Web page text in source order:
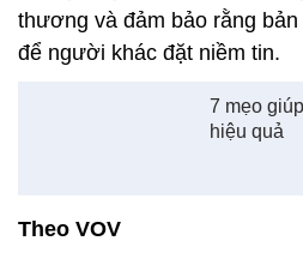
thương và đảm bảo rằng
để người khác đặt niềm tin.
7 mẹo
hiệu quả
Theo VOV